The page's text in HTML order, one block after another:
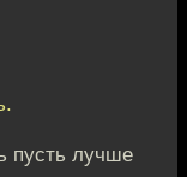
пусть лучше